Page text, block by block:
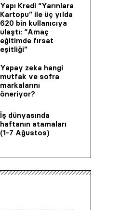
Yapı Kredi “Yarınlara
Kartopu” ile üç yılda
620 bin kullanıcıya
ulaştı: “Amaç
eğitimde fırsat
eşitliği”
Yapay zeka hangi
mutfak ve sofra
markalarını
öneriyor?
İş dünyasında
haftanın atamaları
(1-7 Ağustos)